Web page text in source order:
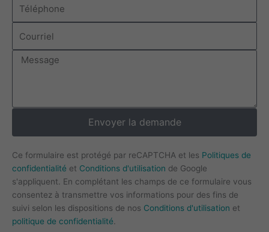
Message
Envoyer la demande
Ce formulaire est protégé par reCAPTCHA et les Politiques de
confidentialité et Conditions d'utilisation de Google
s'appliquent. En complétant les champs de ce formulaire vous
consentez à transmettre vos informations pour des fins de
suivi selon les dispositions de nos Conditions d'utilisation et
politique de confidentialité